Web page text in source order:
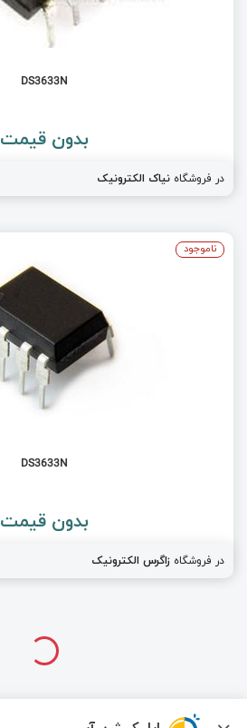
DS3633N
بدون قیمت
در فروشگاه نیاک الکترونیک
DS3633N
بدون قیمت
در فروشگاه زاگرس الکترونیک
ناموجود